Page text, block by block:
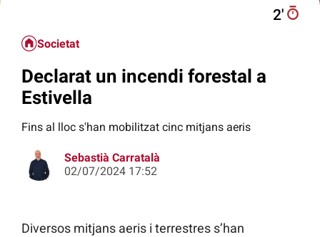
2′
Societat
Declarat un incendi forestal a
Estivella
Fins al lloc s'han mobilitzat cinc mitjans aeris
Sebastià Carratalà
02/07/2024 17:52
Diversos mitjans aeris i terrestres s’han